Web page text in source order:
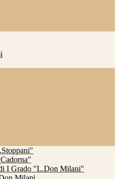
I Grado "L.Don Milani"